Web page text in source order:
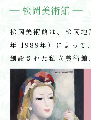
― 松岡美術館 ―
松岡美術館は、松岡
年-1989年）によって
創設された私立美術館。